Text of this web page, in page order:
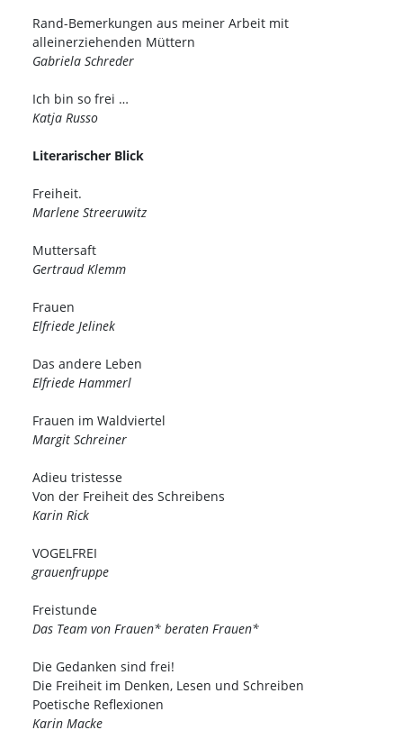
Rand-Bemerkungen aus meiner Arbeit mit
alleinerziehenden Müttern
Gabriela Schreder
Ich bin so frei …
Katja Russo
Literarischer Blick
Freiheit.
Marlene Streeruwitz
Muttersaft
Gertraud Klemm
Frauen
Elfriede Jelinek
Das andere Leben
Elfriede Hammerl
Frauen im Waldviertel
Margit Schreiner
Adieu tristesse
Von der Freiheit des Schreibens
Karin Rick
VOGELFREI
grauenfruppe
Freistunde
Das Team von Frauen* beraten Frauen*
Die Gedanken sind frei!
Die Freiheit im Denken, Lesen und Schreiben
Poetische Reflexionen
Karin Macke